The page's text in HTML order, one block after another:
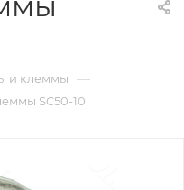
и клеммы —
SC50-10